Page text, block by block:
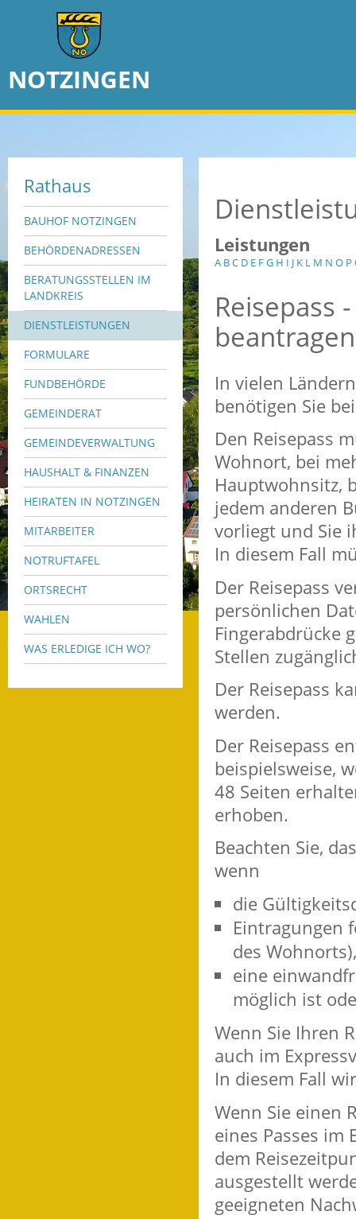
NOTZINGEN
Rathaus
BAUHOF NOTZINGEN
BEHÖRDENADRESSEN
BERATUNGSSTELLEN IM
LANDKREIS
DIENSTLEISTUNGEN
FORMULARE
FUNDBEHÖRDE
GEMEINDERAT
GEMEINDEVERWALTUNG
HAUSHALT & FINANZEN
HEIRATEN IN NOTZINGEN
MITARBEITER
NOTRUFTAFEL
ORTSRECHT
WAHLEN
WAS ERLEDIGE ICH WO?
Leistungen
A BC D E FG H I J K L M N O P
Reisepass
beantragen
In vielen
benötigen Sie
Den Reisepass
Wohnort, bei
Hauptwohnsitz,
jedem anderen
vorliegt und Sie
In diesem Fall
Der Reisepass
persönlichen
Fingerabdrücke
Stellen
Der Reisepass
werden.
Der Reisepass
beispielsweise,
48 Seiten
erhoben.
Beachten Sie,
wenn
die
Eintragungen
des Wohnorts),
eine
möglich ist
Wenn Sie Ihren
auch im
In diesem Fall
Wenn Sie einen
eines Passes im
dem
ausgestellt
geeigneten